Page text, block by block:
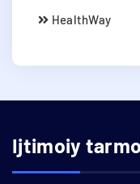
HealthWay
Ijtimoiy